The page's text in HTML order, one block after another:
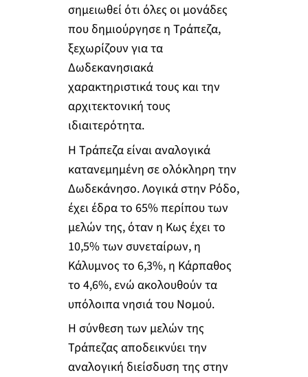
σημειωθεί ότι όλες οι μονάδες
που δημιούργησε η Τράπεζα,
ξεχωρίζουν για τα
Δωδεκανησιακά
χαρακτηριστικά τους και την
αρχιτεκτονική τους
ιδιαιτερότητα.
Η Τράπεζα είναι αναλογικά
κατανεμημένη σε ολόκληρη την
Δωδεκάνησο. Λογικά στην Ρόδο,
έχει έδρα το 65% περίπου των
μελών της, όταν η Κως έχει το
10,5% των συνεταίρων, η
Κάλυμνος το 6,3%, η Κάρπαθος
το 4,6%, ενώ ακολουθούν τα
υπόλοιπα νησιά του Νομού.
Η σύνθεση των μελών της
Τράπεζας αποδεικνύει την
αναλογική διείσδυση της στην